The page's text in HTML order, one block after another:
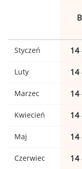
Styczeń 14
Luty 14
Marzec 14
Kwiecień 14
Maj 14
Czerwiec 14